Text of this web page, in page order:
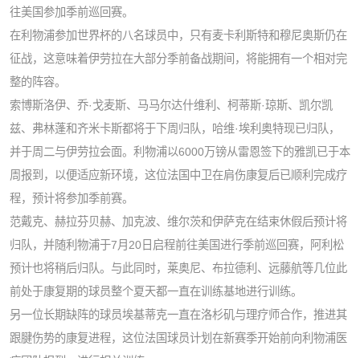
往美国参加季前巡回赛。
在利物浦参加世界杯的八名球员中，只有麦卡利斯特和穆尼奥斯仍在
征战，这意味着伊劳拉在大部分季前备战期间，将能拥有一个相对完
整的阵容。
索博斯洛伊、乔·戈麦斯、马马尔达什维利、柯蒂斯·琼斯、凯尔凯
兹、弗林蓬和齐米卡斯都将于下周归队，哈维·埃利奥特现已归队，
并于周二与伊劳拉会面。利物浦以6000万镑从雷恩签下的雅凯已于本
周报到，以便适应新环境，这位法国中卫在肩伤康复后已顺利完成疗
程，预计将参加季前赛。
范戴克、赫拉芬贝赫、加克波、维尔茨和伊萨克在结束休假后预计将
归队，并随利物浦于7月20日启程前往美国进行季前巡回赛，阿利松
预计也将稍后归队。与此同时，莱奥尼、布拉德利、远藤航等几位此
前处于康复期的球员整个夏天都一直在训练基地进行训练。
另一位长期缺阵的球员埃基蒂克一直在洛杉矶与理疗师合作，推进其
跟腱伤势的康复进程，这位法国球员计划在新赛季开始前向利物浦医